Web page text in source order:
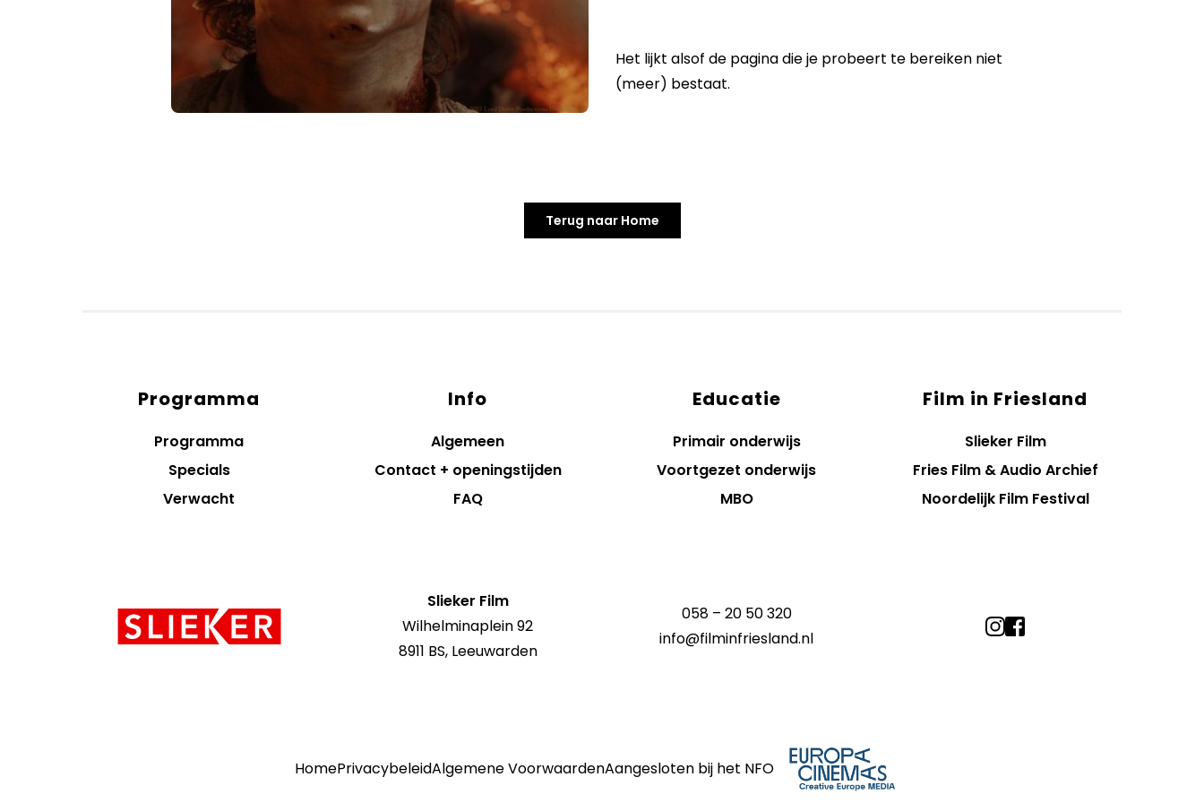
Het lijkt alsof de pagina die je probeert te bereiken niet
(meer) bestaat.
Terug naar Home
DienstenProgramma
Programma
Specials
Verwacht
Info
Algemeen
Contact + openingstijden
FAQ
Educatie
Primair onderwijs
Voortgezet onderwijs
MBO
Film in Friesland
Slieker Film
Fries Film & Audio Archief
Noordelijk Film Festival
informatie
Slieker Film
Wilhelminaplein 92
8911 BS, Leeuwarden
058 – 20 50 320
info@filminfriesland.nl
HomePrivacybeleidAlgemene VoorwaardenAangesloten bij het NFO